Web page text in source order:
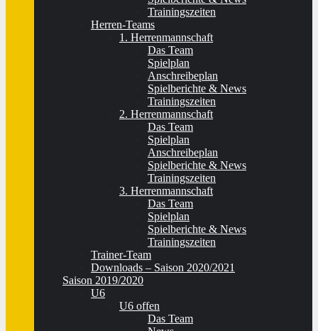
Trainingszeiten
Herren-Teams
1. Herrenmannschaft
Das Team
Spielplan
Anschreibeplan
Spielberichte & News
Trainingszeiten
2. Herrenmannschaft
Das Team
Spielplan
Anschreibeplan
Spielberichte & News
Trainingszeiten
3. Herrenmannschaft
Das Team
Spielplan
Spielberichte & News
Trainingszeiten
Trainer-Team
Downloads – Saison 2020/2021
Saison 2019/2020
U6
U6 offen
Das Team